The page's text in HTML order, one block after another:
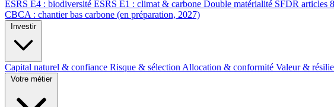
ESRS E4 : biodiversité ESRS E1 : climat & carbone Double matérialité SFDR articles
CBCA : chantier bas carbone (en préparation, 2027)
Investir
Capital naturel & confiance Risque & sélection Allocation & conformité Valeur &
Votre métier